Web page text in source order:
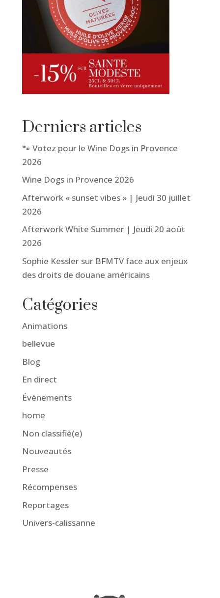
Derniers articles
🐾 Votez pour le Wine Dogs in Provence
2026
Wine Dogs in Provence 2026
Afterwork « sunset vibes » | Jeudi 30 juillet
2026
Afterwork White Summer | Jeudi 20 août
2026
Sophie Kessler sur BFMTV face aux enjeux
des droits de douane américains
Catégories
Animations
bellevue
Blog
En direct
Événements
home
Non classifié(e)
Nouveautés
Presse
Récompenses
Reportages
Univers-calissanne